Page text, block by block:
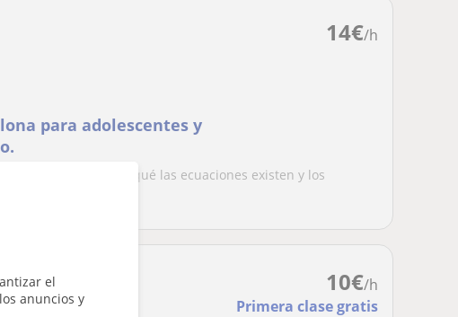
el
anuncios y
14€/h
para adolescentes y
y reales. Explico por qué las ecuaciones existen y los
10€/h
Primera clase gratis